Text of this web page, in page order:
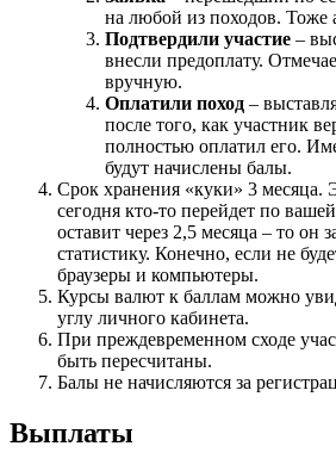
на любой из походов. Тоже
Подтвердили участие –
внесли предоплату.
вручную.
Оплатили поход –
после того, как участник
полностью оплатил его.
будут начислены балы.
Срок хранения «куки» 3 месяца.
сегодня кто-то перейдет по
оставит через 2,5 месяца – то он
статистику. Конечно, если не
браузеры и компьютеры.
Курсы валют к баллам можно
углу личного кабинета.
При преждевременном сходе
быть пересчитаны.
Балы не начисляются за
Выплаты